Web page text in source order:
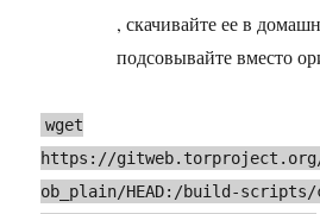
, скачивайте ее в
подсовывайте вместо
wget
https://
ob_plain/HEAD:/build-